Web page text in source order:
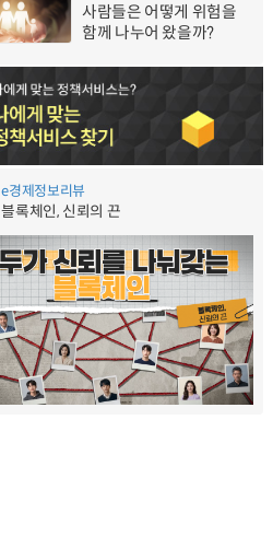
사람들은 어떻게 위험을
함께 나누어 왔을까?
e경제정보리뷰
블록체인, 신뢰의 끈